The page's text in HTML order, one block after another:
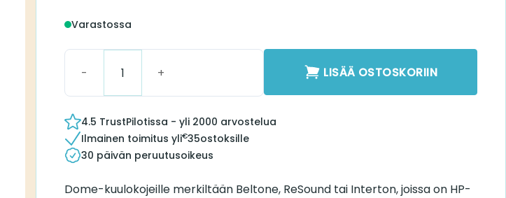
Varastossa
LISÄÄ OSTOSKORIIN
4.5 TrustPilotissa - yli 2000 arvostelua
Ilmainen toimitus yli€35ostoksille
30 päivän peruutusoikeus
Dome-kuulokojeille merkiltään Beltone, ReSound tai Interton, joissa on HP-